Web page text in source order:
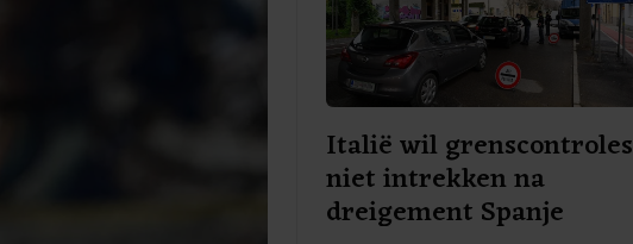
Italië wil grenscontroles
niet intrekken na
dreigement Spanje